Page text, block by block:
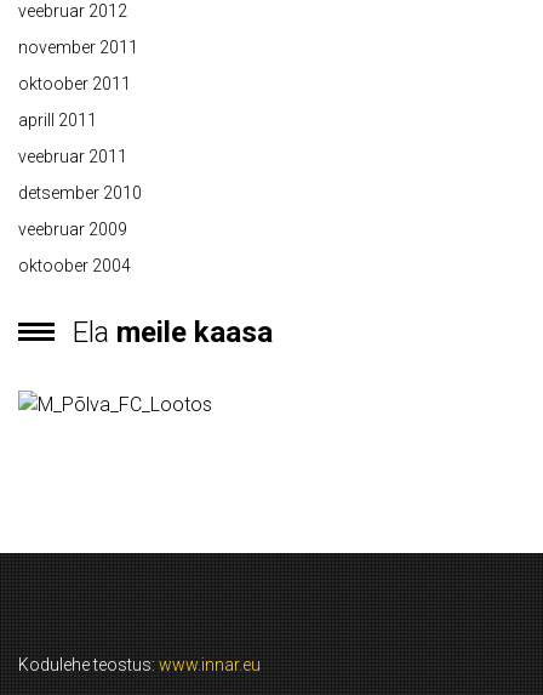
veebruar 2012
november 2011
oktoober 2011
aprill 2011
veebruar 2011
detsember 2010
veebruar 2009
oktoober 2004
Ela meile kaasa
Kodulehe teostus: www.innar.eu